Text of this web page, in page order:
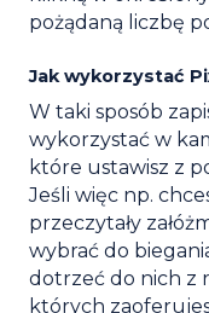
pożądaną liczbę
Jak wykorzystać
W taki sposób
wykorzystać w
które ustawisz z
Jeśli więc np.
przeczytały
wybrać do
dotrzeć do nich z
których